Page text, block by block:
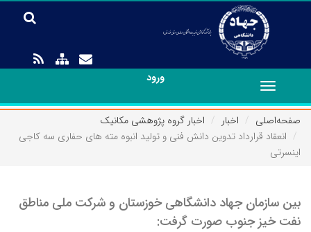
ورود
Toggle
navigation
صفحه‌اصلی
اخبار
اخبار گروه پژوهشی مکانیک
انعقاد قرارداد تدوین دانش فنی و تولید انبوه مته های حفاری سه کاجی
اینسرتی
بین سازمان جهاد دانشگاهی خوزستان و شرکت ملی مناطق
نفت خیز جنوب صورت گرفت: